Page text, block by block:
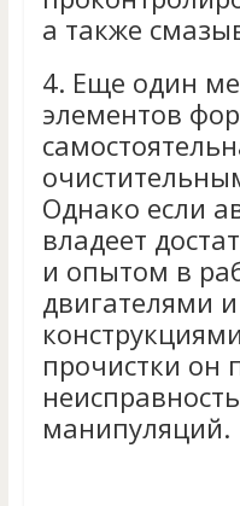
а также
4. Еще один
элементов
Однако если
владеет
и опытом в
двигателями
прочистки он
манипуляций.